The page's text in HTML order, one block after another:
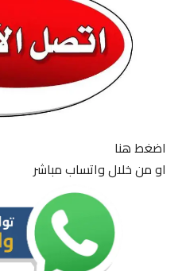
اضغط هنا
او من خلال واتساب مباشر